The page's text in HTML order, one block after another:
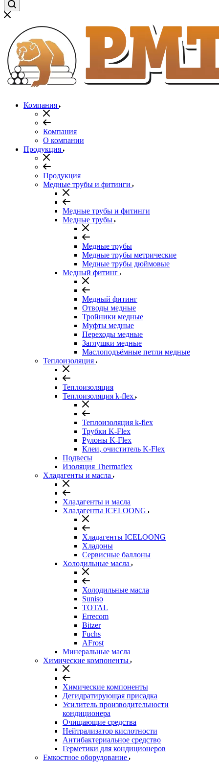
Компания
Компания
О компании
Продукция
Продукция
Медные трубы и фитинги
Медные трубы и фитинги
Медные трубы
Медные трубы
Медные трубы метрические
Медные трубы дюймовые
Медный фитинг
Медный фитинг
Отводы медные
Тройники медные
Муфты медные
Переходы медные
Заглушки медные
Маслоподъёмные петли медные
Теплоизоляция
Теплоизоляция
Теплоизоляция k-flex
Теплоизоляция k-flex
Трубки K-Flex
Рулоны K-Flex
Клеи, очиститель K-Flex
Подвесы
Изоляция Thermaflex
Хладагенты и масла
Хладагенты и масла
Хладагенты ICELOONG
Хладагенты ICELOONG
Хладоны
Сервисные баллоны
Холодильные масла
Холодильные масла
Suniso
TOTAL
Errecom
Bitzer
Fuchs
AFrost
Минеральные масла
Химические компоненты
Химические компоненты
Дегидратирующая присадка
Усилитель производительности
кондиционера
Очищающие средства
Нейтрализатор кислотности
Антибактериальное средство
Герметики для кондиционеров
Емкостное оборудование